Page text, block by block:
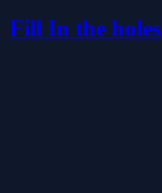
Fill In the holes